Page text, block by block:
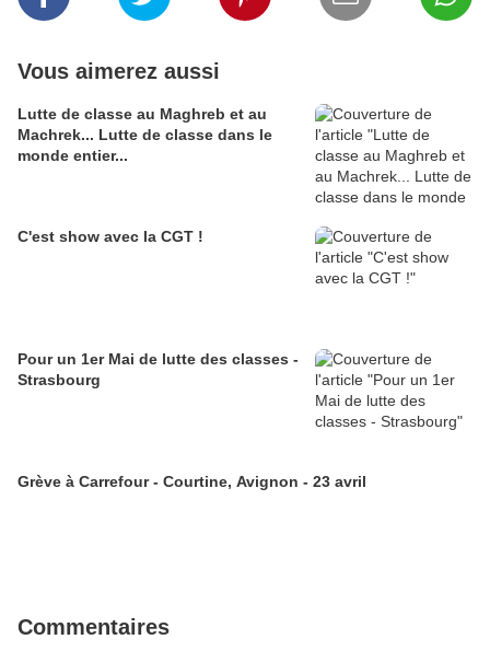
Vous aimerez aussi
Lutte de classe au Maghreb et au
Machrek... Lutte de classe dans le
monde entier...
C'est show avec la CGT !
Pour un 1er Mai de lutte des classes -
Strasbourg
Grève à Carrefour - Courtine, Avignon - 23 avril
Commentaires